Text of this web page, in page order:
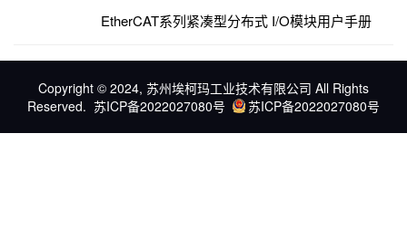
EtherCAT系列紧凑型分布式 I/O模块用户手册
Copyright © 2024, 苏州埃柯玛工业技术有限公司 All Rights
Reserved. 苏ICP备2022027080号 苏ICP备2022027080号